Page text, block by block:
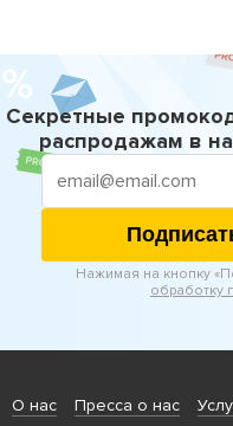
Секретные
распродажам в
Нажимая на кнопку
обработку
О нас Пресса о нас